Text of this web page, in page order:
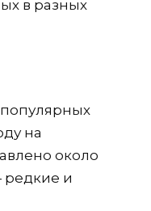
в разных
на
около
редкие и